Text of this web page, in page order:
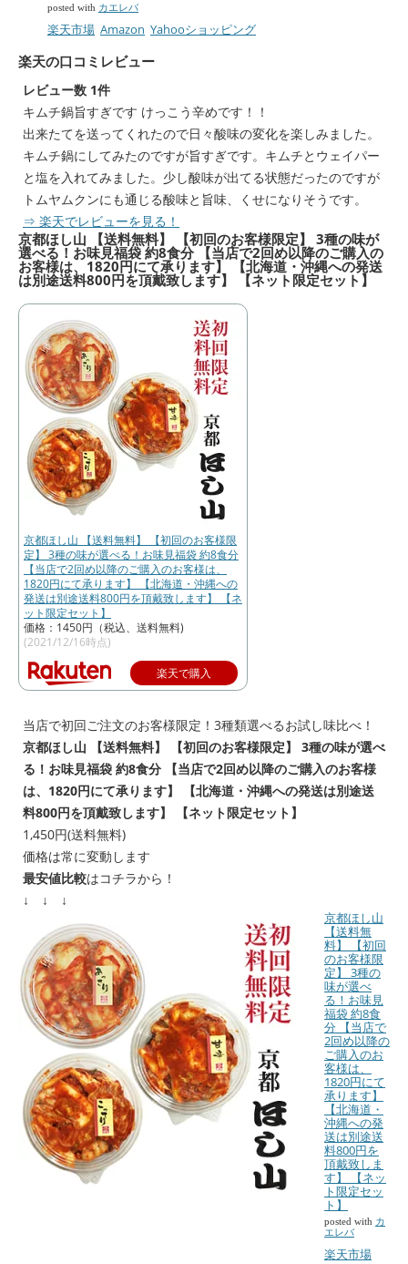
posted with カエレバ
楽天市場 Amazon Yahooショッピング
楽天の口コミレビュー
レビュー数 1件
キムチ鍋旨すぎです けっこう辛めです！！
出来たてを送ってくれたので日々酸味の変化を楽しみました。
キムチ鍋にしてみたのですが旨すぎです。キムチとウェイパー
と塩を入れてみました。少し酸味が出てる状態だったのですが
トムヤムクンにも通じる酸味と旨味、くせになりそうです。
⇒ 楽天でレビューを見る！
京都ほし山 【送料無料】 【初回のお客様限定】 3種の味が
選べる！お味見福袋 約8食分 【当店で2回め以降のご購入の
お客様は、1820円にて承ります】 【北海道・沖縄への発送
は別途送料800円を頂戴致します】 【ネット限定セット】
京都ほし山 【送料無料】 【初回のお客様限
定】 3種の味が選べる！お味見福袋 約8食分
【当店で2回め以降のご購入のお客様は、
1820円にて承ります】 【北海道・沖縄への
発送は別途送料800円を頂戴致します】 【ネ
ット限定セット】
価格：1450円（税込、送料無料)
(2021/12/16時点)
楽天で購入
当店で初回ご注文のお客様限定！3種類選べるお試し味比べ！
京都ほし山 【送料無料】 【初回のお客様限定】 3種の味が選べ
る！お味見福袋 約8食分 【当店で2回め以降のご購入のお客様
は、1820円にて承ります】 【北海道・沖縄への発送は別途送
料800円を頂戴致します】 【ネット限定セット】
1,450円(送料無料)
価格は常に変動します
最安値比較はコチラから！
↓ ↓ ↓
京都ほし山
【送料無
料】 【初回
のお客様限
定】 3種の
味が選べ
る！お味見
福袋 約8食
分 【当店で
2回め以降の
ご購入のお
客様は、
1820円にて
承ります】
【北海道・
沖縄への発
送は別途送
料800円を
頂戴致しま
す】 【ネッ
ト限定セッ
ト】
posted with カ
エレバ
楽天市場